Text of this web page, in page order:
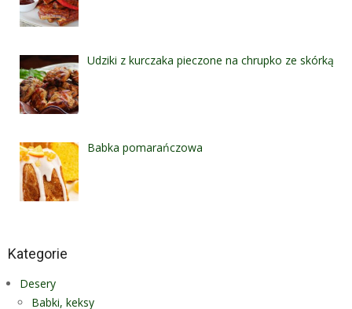
Udziki z kurczaka pieczone na chrupko ze skórką
Babka pomarańczowa
Kategorie
Desery
Babki, keksy